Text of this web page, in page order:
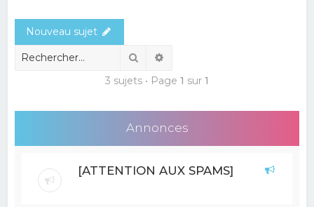
r
Nouveau sujet
Rechercher
3 sujets • Page 1 sur 1
Annonces
[ATTENTION AUX SPAMS]